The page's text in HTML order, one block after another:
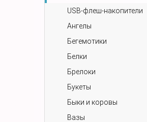
USB-флеш-накопители
Ангелы
Бегемотики
Белки
Брелоки
Букеты
Быки и коровы
Вазы